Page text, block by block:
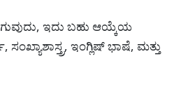
ಇದು ಬಹು ಆಯ್ಕೆಯ
ಸಂಖ್ಯಾಶಾಸ್ತ್ರ, ಇಂಗ್ಲಿಷ್ ಭಾಷೆ, ಮತ್ತು